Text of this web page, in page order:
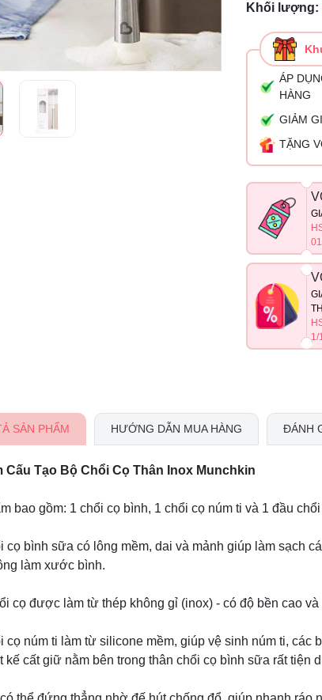
Khối lượng:
ÁP
HÀNG
GIẢM
TẶNG
1/
SẢN PHẨM HƯỚNG DẪN MUA HÀNG ĐÁNH
Cấu Tạo Bộ Chổi Cọ Thân Inox Munchkin
bao gồm: 1 chổi cọ bình, 1 chổi cọ núm ti và 1 đầu
cọ bình sữa có lông mềm, dai và mảnh giúp làm sạch
làm xước bình.
cọ được làm từ thép không gỉ (inox) - có độ bền cao
cọ núm ti làm từ silicone mềm, giúp vệ sinh núm ti, các
kế cất giữ nằm bên trong thân chổi cọ bình sữa rất tiện